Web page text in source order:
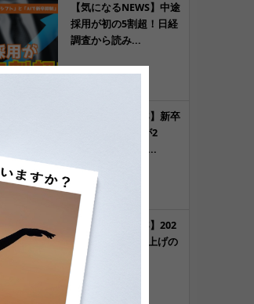
【気になるNEWS】中途
採用が初の5割超！日経
調査から読み...
【気になるNEWS】新卒
採用「減らす」が2
3％、「増やす」...
気になるNEWS
【気になるNEWS】202
6年卒初任給引き上げの
衝撃！既存社...
採用のノウハウ